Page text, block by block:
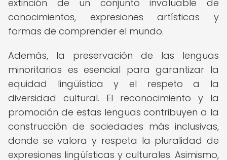
extinción de un conjunto invaluable de
conocimientos, expresiones artísticas y
formas de comprender el mundo.
Además, la preservación de las lenguas
minoritarias es esencial para garantizar la
equidad lingüística y el respeto a la
diversidad cultural. El reconocimiento y la
promoción de estas lenguas contribuyen a la
construcción de sociedades más inclusivas,
donde se valora y respeta la pluralidad de
expresiones lingüísticas y culturales. Asimismo,